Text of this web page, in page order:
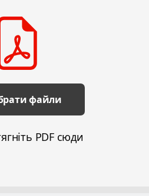
файли
PDF сюди